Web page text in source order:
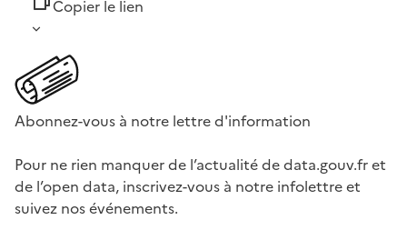
Copier le lien
Abonnez-vous à notre lettre d'information
Pour ne rien manquer de l’actualité de data.gouv.fr et
de l’open data, inscrivez-vous à notre infolettre et
suivez nos événements.